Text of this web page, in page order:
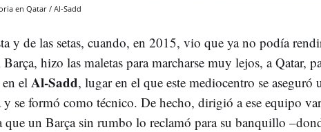
en Qatar / Al-Sadd
y de las setas, cuando, en 2015, vio que ya no podía
hizo las maletas para marcharse muy lejos, a Qatar,
el Al-Sadd, lugar en el que este mediocentro se aseguró
se formó como técnico. De hecho, dirigió a ese equipo
que un Barça sin rumbo lo reclamó para su banquillo